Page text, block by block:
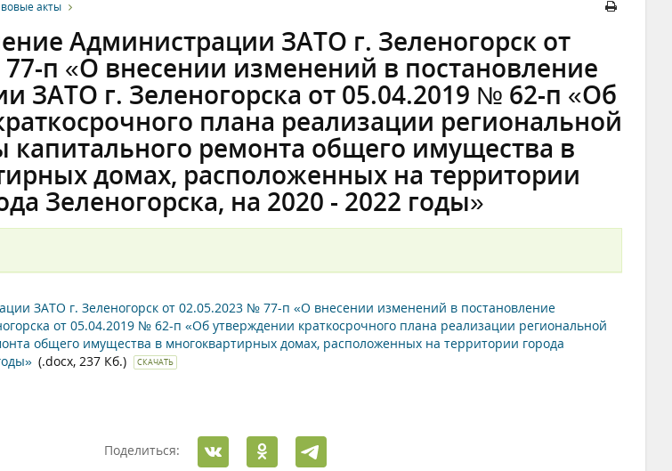
акты
Администрации ЗАТО г. Зеленогорск от
п «О внесении изменений в постановление
ЗАТО г. Зеленогорска от 05.04.2019 № 62-п «Об
плана реализации региональной
капитального ремонта общего имущества в
домах, расположенных на территории
Зеленогорска, на 2020 - 2022 годы»
ЗАТО г. Зеленогорск от 02.05.2023 № 77-п «О внесении изменений в постановление
от 05.04.2019 № 62-п «Об утверждении краткосрочного плана реализации региональной
общего имущества в многоквартирных домах, расположенных на территории города
(.docx, 237 Кб.) СКАЧАТЬ
Поделиться: